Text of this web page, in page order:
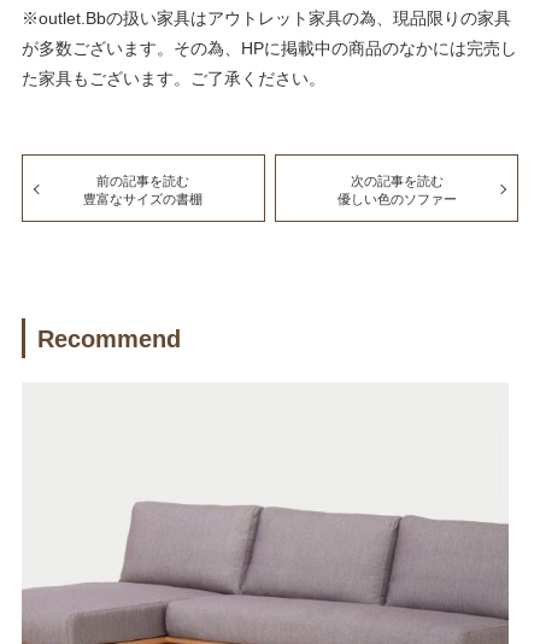
※outlet.Bbの扱い家具はアウトレット家具の為、現品限りの家具
が多数ございます。その為、HPに掲載中の商品のなかには完売し
た家具もございます。ご了承ください。
前の記事を読む
豊富なサイズの書棚
次の記事を読む
優しい色のソファー
Recommend